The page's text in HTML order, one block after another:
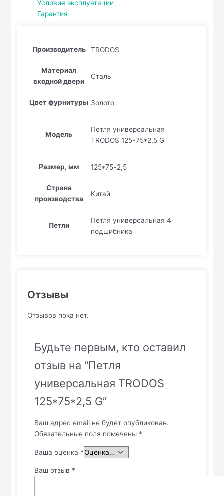
Условия эксплуатации
Гарантия
Производитель TRODOS
Материал
входной двери
Сталь
Цвет фурнитуры Золото
Модель
Петля универсальная
TRODOS 125*75*2,5 G
Размер, мм 125*75*2,5
Страна
производства
Китай
Петли
Петля универсальная 4
подшибника
Отзывы
Отзывов пока нет.
Будьте первым, кто оставил
отзыв на “Петля
универсальная TRODOS
125*75*2,5 G”
Ваш адрес email не будет опубликован.
Обязательные поля помечены *
Ваша оценка *
Ваш отзыв *